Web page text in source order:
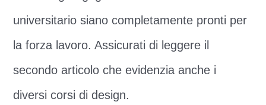
universitario siano completamente pronti per
la forza lavoro. Assicurati di leggere il
secondo articolo che evidenzia anche i
diversi corsi di design.